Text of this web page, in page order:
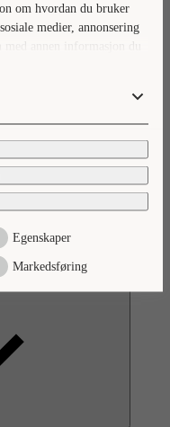
om hvordan du bruker
medier, annonsering
annen informasjon du
Egenskaper
Markedsføring